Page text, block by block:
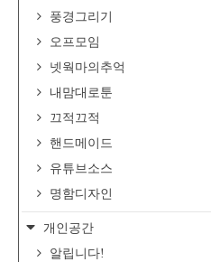
풍경그리기
오프모임
넷웍마의추억
내맘대로툰
끄적끄적
핸드메이드
유튜브소스
명함디자인
개인공간
알립니다!